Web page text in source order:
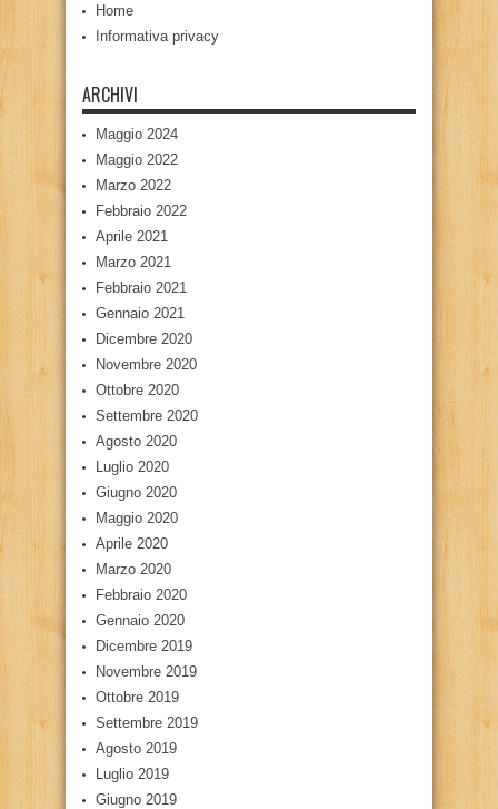
Home
Informativa privacy
ARCHIVI
Maggio 2024
Maggio 2022
Marzo 2022
Febbraio 2022
Aprile 2021
Marzo 2021
Febbraio 2021
Gennaio 2021
Dicembre 2020
Novembre 2020
Ottobre 2020
Settembre 2020
Agosto 2020
Luglio 2020
Giugno 2020
Maggio 2020
Aprile 2020
Marzo 2020
Febbraio 2020
Gennaio 2020
Dicembre 2019
Novembre 2019
Ottobre 2019
Settembre 2019
Agosto 2019
Luglio 2019
Giugno 2019